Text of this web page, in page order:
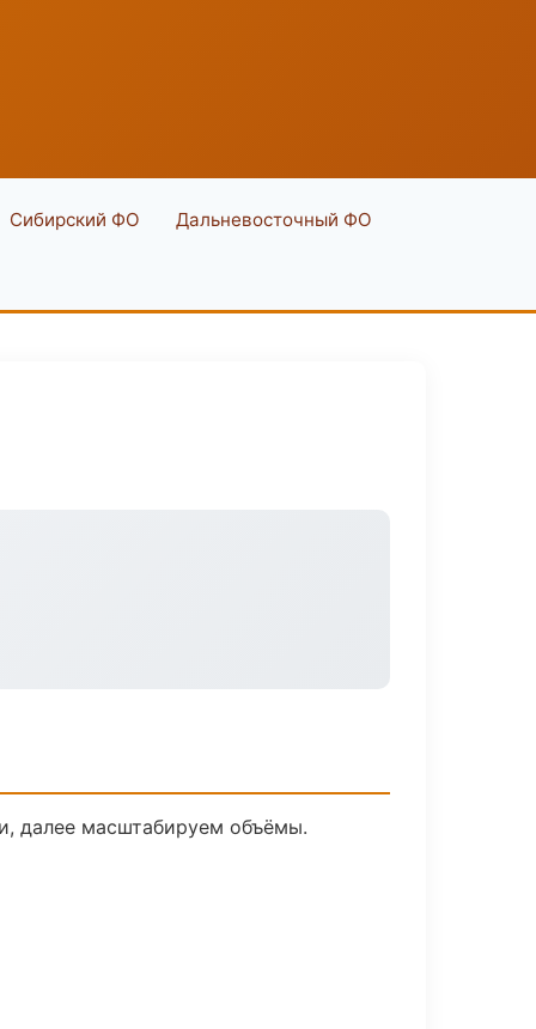
Сибирский ФО Дальневосточный ФО
далее масштабируем объёмы.